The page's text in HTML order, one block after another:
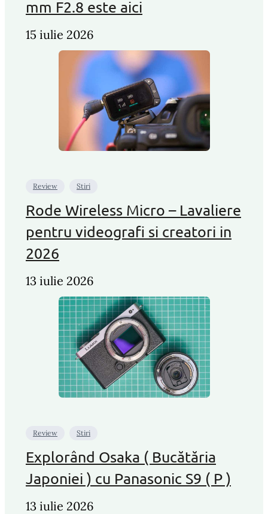
mm F2.8 este aici
15 iulie 2026
Review Stiri
Rode Wireless Micro – Lavaliere
pentru videografi si creatori in
2026
13 iulie 2026
Review Stiri
Explorând Osaka ( Bucătăria
Japoniei ) cu Panasonic S9 ( P )
13 iulie 2026